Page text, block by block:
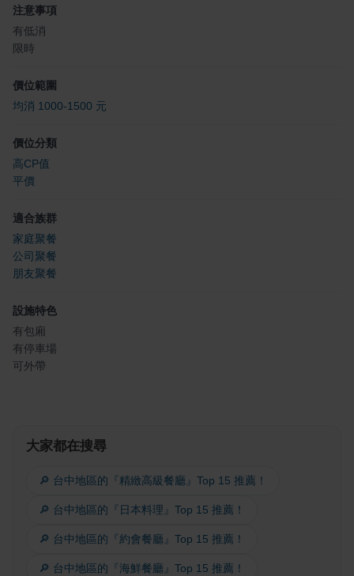
注意事項
有低消
限時
價位範圍
均消 1000-1500 元
價位分類
高CP值
平價
適合族群
家庭聚餐
公司聚餐
朋友聚餐
設施特色
有包廂
有停車場
可外帶
大家都在搜尋
🔎 台中地區的『精緻高級餐廳』Top 15 推薦！
🔎 台中地區的『日本料理』Top 15 推薦！
🔎 台中地區的『約會餐廳』Top 15 推薦！
🔎 台中地區的『海鮮餐廳』Top 15 推薦！